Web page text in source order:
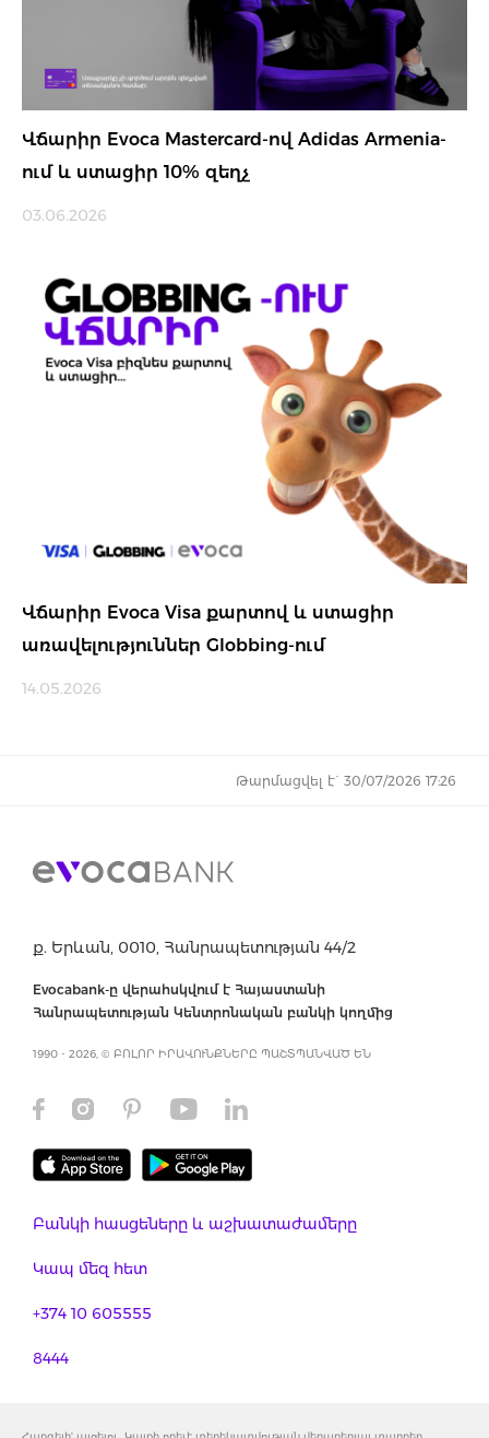
Վճարիր Evoca Mastercard-ով Adidas Armenia-
ում և ստացիր 10% զեղչ
03.06.2026
Վճարիր Evoca Visa քարտով և ստացիր
առավելություններ Globbing-ում
14.05.2026
Թարմացվել է` 30/07/2026 17:26
ք. Երևան, 0010, Հանրապետության 44/2
Evocabank-ը վերահսկվում է Հայաստանի
Հանրապետության Կենտրոնական բանկի կողմից
1990 - 2026, © ԲՈԼՈՐ ԻՐԱՎՈՒՆՔՆԵՐԸ ՊԱՇՏՊԱՆՎԱԾ ԵՆ
Բանկի հասցեները և աշխատաժամերը
Կապ մեզ հետ
+374 10 605555
8444